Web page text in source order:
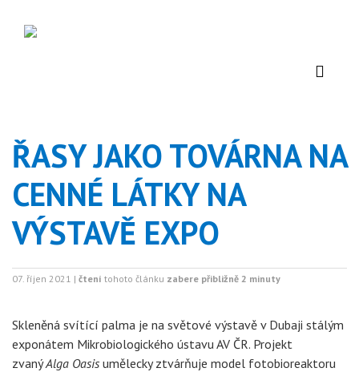
ŘASY JAKO TOVÁRNA NA
CENNÉ LÁTKY NA
VÝSTAVĚ EXPO
07. říjen 2021 | čtení tohoto článku zabere přibližně 2 minuty
Skleněná svítící palma je na světové výstavě v Dubaji stálým
exponátem Mikrobiologického ústavu AV ČR. Projekt
zvanýAlga Oasis umělecky ztvárňuje model fotobioreaktoru